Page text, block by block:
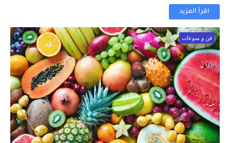
اقرأ المزيد
فن و منوعات